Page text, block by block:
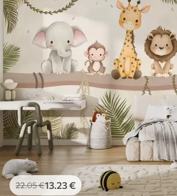
Standard
27.00 €/m²
Premium
56.6734.00€/m²
Vinil Premium
65.0039.00€/m²
Peel and Stick
81.6749.00€/m²
22.05€13 .23€